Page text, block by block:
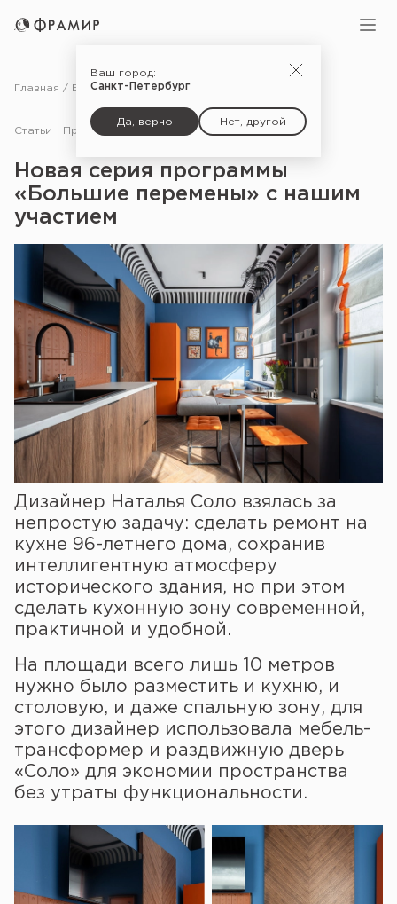
Ваш город:
Санкт-Петербург
Да, верно Нет, другой
Главная Блог Статьи
Статьи Проекты в СМИ 19.05.26
Новая серия программы
«Большие перемены» с нашим
участием
Дизайнер Наталья Соло взялась за
непростую задачу: сделать ремонт на
кухне 96-летнего дома, сохранив
интеллигентную атмосферу
исторического здания, но при этом
сделать кухонную зону современной,
практичной и удобной.
На площади всего лишь 10 метров
нужно было разместить и кухню, и
столовую, и даже спальную зону, для
этого дизайнер использовала мебель-
трансформер и раздвижную дверь
«Соло» для экономии пространства
без утраты функциональности.